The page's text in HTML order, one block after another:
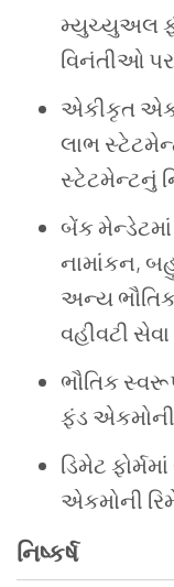
મ્યુચ્યુઅલ
વિનંતીઓ પર
એકીકૃત
લાભ
સ્ટેટમેન્ટનું
બેંક
નામાંકન,
અન્ય
વહીવટી સેવા
ભૌતિક
ફંડ
ડિમેટ
એકમોની
નિષ્કર્ષ